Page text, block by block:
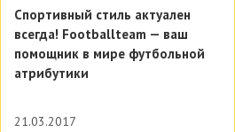
Спортивный стиль актуален
всегда! Footballteam — ваш
помощник в мире футбольной
атрибутики
21.03.2017